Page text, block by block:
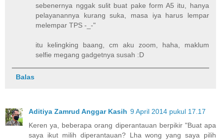
sebenernya nggak sulit buat pake form A5 itu, hanya
pelayanannya kurang suka, masa iya harus lempar
melempar TPS -_-"
itu kelingking baang, cm aku zoom, haha, maklum
selfie megang gadgetnya susah :D
Balas
Aditiya Zamrud Anggar Kasih 9 April 2014 pukul 17.17
Keren ya, beberapa orang diperantauan berpikir "Buat apa
saya ikut milih diperantauan? Lha wong yang saya pilih